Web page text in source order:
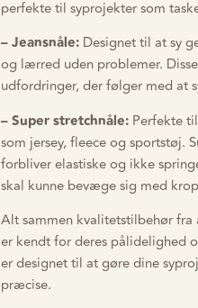
perfekte til syprojekter som
– Jeansnåle: Designet til at sy
og lærred uden problemer.
udfordringer, der følger med at
– Super stretchnåle: Perfekte
som jersey, fleece og sportstøj.
forbliver elastiske og ikke
skal kunne bevæge sig med
Alt sammen kvalitetstilbehør
er kendt for deres pålidelighed
er designet til at gøre dine
præcise.